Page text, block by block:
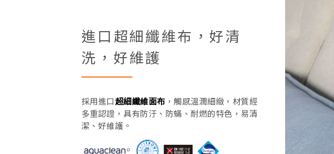
進口超細纖維布，好清
洗，好維護
採用進口超細纖維面布 ，觸感溫潤細緻，材質經
多重認證，具有防汙、防蟎、耐燃的特色，易清
潔、好維護。